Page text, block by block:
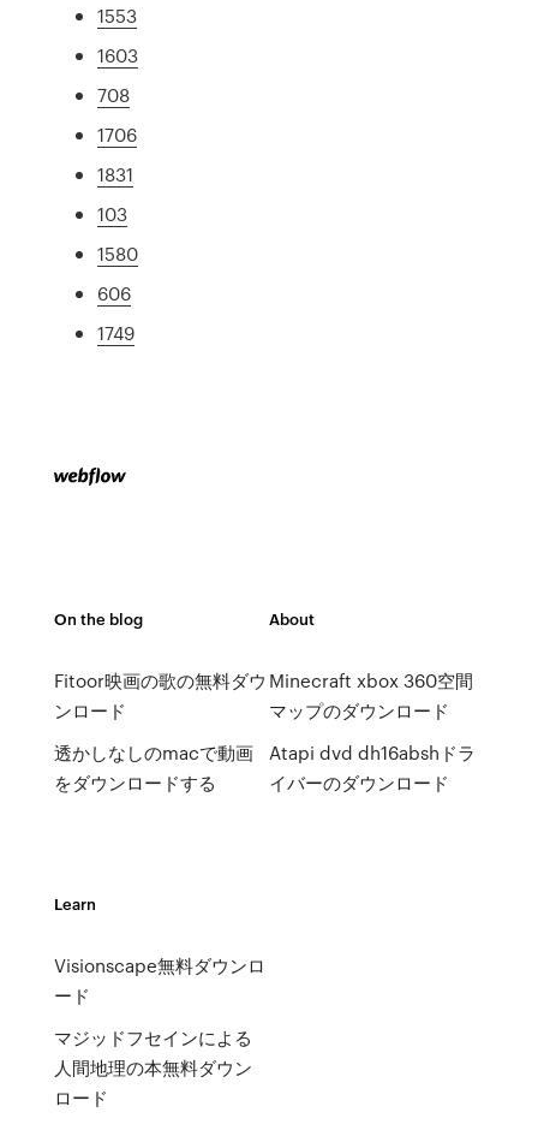
1553
1603
708
1706
1831
103
1580
606
1749
On the blog
Fitoor映画の歌の無料ダウ
ンロード
透かしなしのmacで動画
をダウンロードする
About
Minecraft xbox 360空間
マップのダウンロード
Atapi dvd dh16abshドラ
イバーのダウンロード
Learn
Visionscape無料ダウンロ
ード
マジッドフセインによる
人間地理の本無料ダウン
ロード